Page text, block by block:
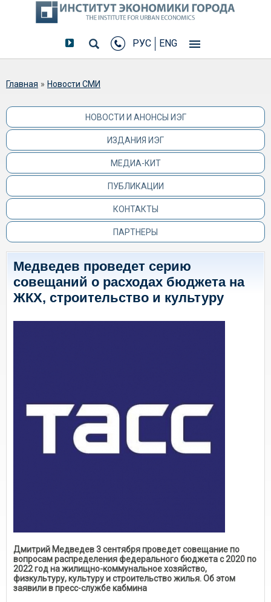
РУС ENG
Вы здесь
Главная » Новости СМИ
НОВОСТИ И АНОНСЫ ИЭГ
ИЗДАНИЯ ИЭГ
МЕДИА-КИТ
ПУБЛИКАЦИИ
КОНТАКТЫ
ПАРТНЕРЫ
Медведев проведет серию
совещаний о расходах бюджета на
ЖКХ, строительство и культуру
Дмитрий Медведев 3 сентября проведет совещание по
вопросам распределения федерального бюджета с 2020 по
2022 год на жилищно-коммунальное хозяйство,
физкультуру, культуру и строительство жилья. Об этом
заявили в пресс-службе кабмина